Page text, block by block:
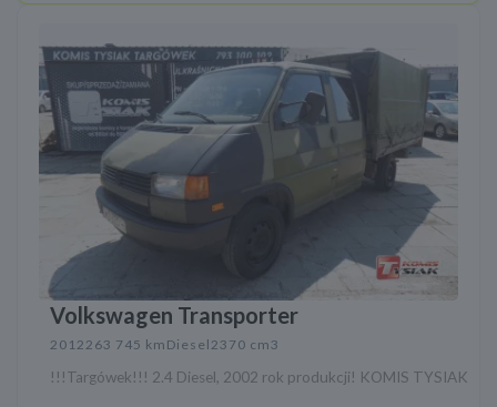
Volkswagen Transporter
2012263 745 km Diesel2370 cm3
!!!Targówek!!! 2.4 Diesel, 2002 rok produkcji! KOMIS TYSIAK